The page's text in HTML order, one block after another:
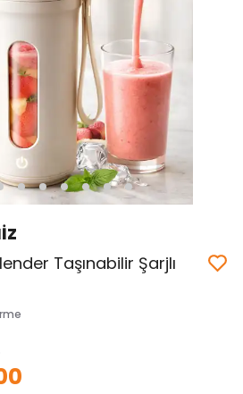
Taşınabilir Şarjlı